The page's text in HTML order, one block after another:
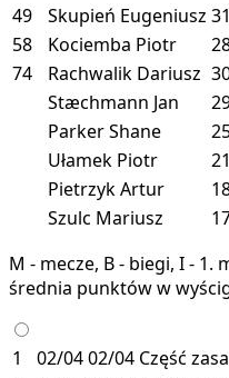
49
Skupień Eugeniusz 31
58
Kociemba Piotr
74
Rachwalik Dariusz
Stæchmann Jan
Parker Shane
Ułamek Piotr
21
Pietrzyk Artur
Szulc Mariusz
M - mecze, B - biegi, I - 1.
średnia punktów w
1 02/0402/04 Część